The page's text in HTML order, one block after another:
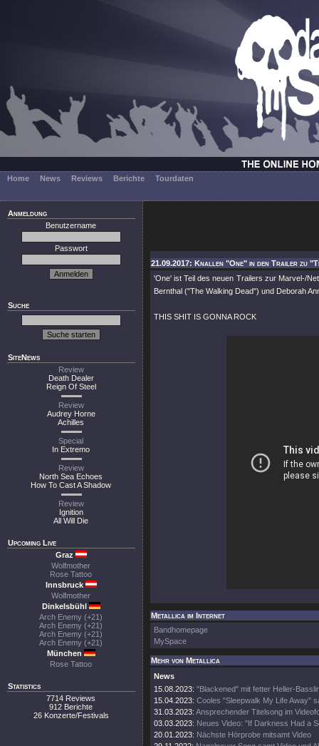
Home News Reviews Berichte Tourdaten
Anmeldung
Benutzername
Passwort
Suche
SiteNews
Review
Death Dealer
Reign Of Steel
Review
Audrey Horne
Achilles
Special
In Extremo
Review
North Sea Echoes
How To Cast A Shadow
Review
Ignition
All Will Die
Upcoming Live
Graz
Wolfmother
Rose Tattoo
Innsbruck
Wolfmother
Dinkelsbühl
Arch Enemy (+21)
Arch Enemy (+21)
Arch Enemy (+21)
Arch Enemy (+21)
München
Rose Tattoo
Statistics
7714 Reviews
912 Berichte
26 Konzerte/Festivals
21.09.2017: Knallen "One" in den Trailer zu
'One' ist Teil des neuen Trailers zur Marvel-/
Bernthal ("The Walking Dead") und Deborah
THIS SHIT IS GONNA ROCK
Metallica im Internet
Bandhomepage
MySpace
Mehr von Metallica
News
15.08.2023: "Blackened" mit fetter Heller-
15.04.2023: Cooles "Sleepwalk My Life Away"
31.03.2023: Ansprechender Titelsong im
03.03.2023: Neues Video: "If Darkness Had a
20.01.2023: Nächste Hörprobe mitsamt Video